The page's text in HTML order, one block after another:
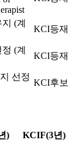
(계
KCI등재
(계
KCI등재
선정
KCI후보
) KCIF(3년)